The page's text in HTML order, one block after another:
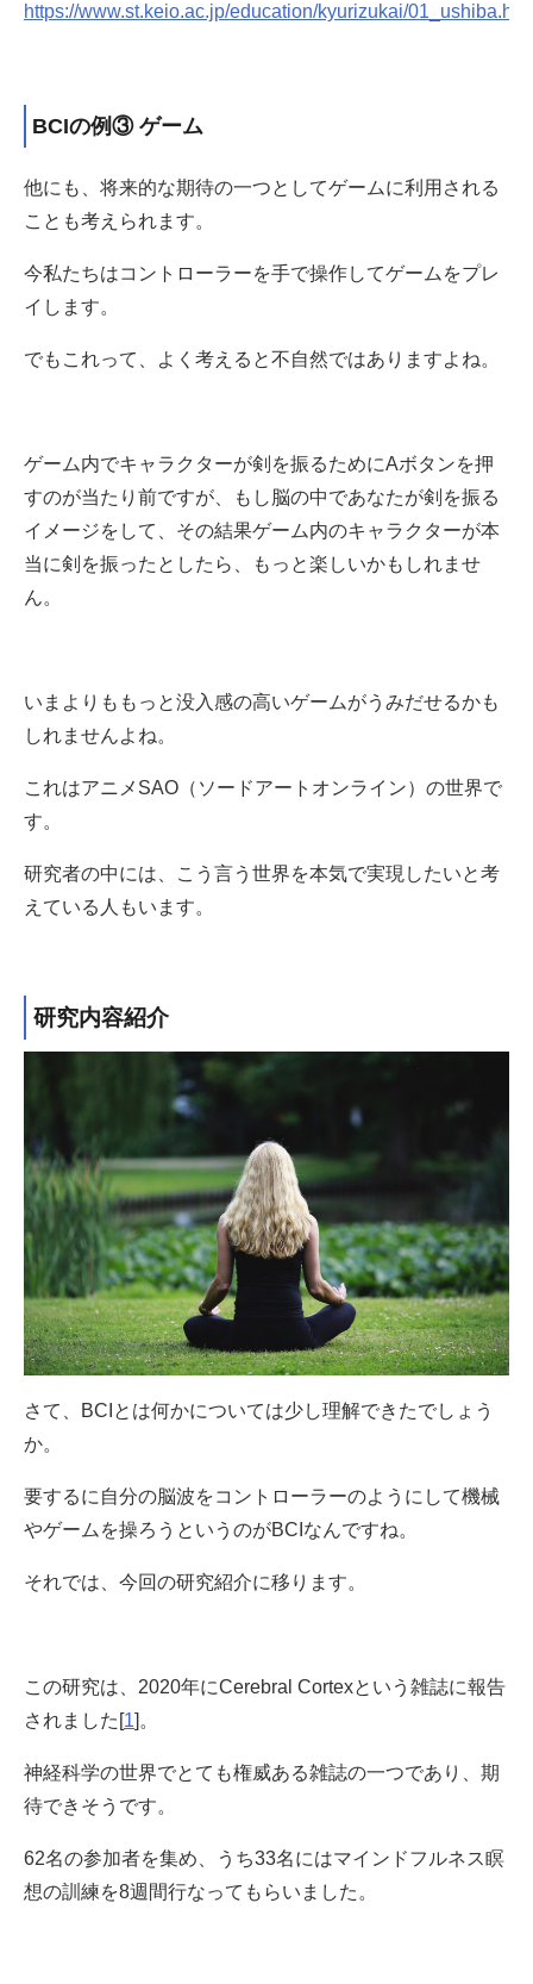
https://www.st.keio.ac.jp/education/kyurizukai/
BCIの例③ ゲーム
他にも、将来的な期待の一つとしてゲームに利用される
ことも考えられます。
今私たちはコントローラーを手で操作してゲームをプレ
イします。
でもこれって、よく考えると不自然ではありますよね。
ゲーム内でキャラクターが剣を振るためにAボタンを押
すのが当たり前ですが、もし脳の中であなたが剣を振る
イメージをして、その結果ゲーム内のキャラクターが本
当に剣を振ったとしたら、もっと楽しいかもしれませ
ん。
いまよりももっと没入感の高いゲームがうみだせるかも
しれませんよね。
これはアニメSAO（ソードアートオンライン）の世界で
す。
研究者の中には、こう言う世界を本気で実現したいと考
えている人もいます。
研究内容紹介
さて、BCIとは何かについては少し理解できたでしょう
か。
要するに自分の脳波をコントローラーのようにして機械
やゲームを操ろうというのがBCIなんですね。
それでは、今回の研究紹介に移ります。
この研究は、2020年にCerebral Cortexという雑誌に報告
されました[1]。
神経科学の世界でとても権威ある雑誌の一つであり、期
待できそうです。
62名の参加者を集め、うち33名にはマインドフルネス瞑
想の訓練を8週間行なってもらいました。